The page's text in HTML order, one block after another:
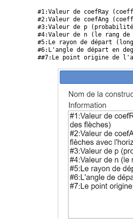
#1:Valeur de coefRay
#2:Valeur de coefAng
#3:Valeur de p
#4:Valeur de n (le rang de
#5:Le rayon de départ
#6:L'angle de départ en
##7:Le point origine de